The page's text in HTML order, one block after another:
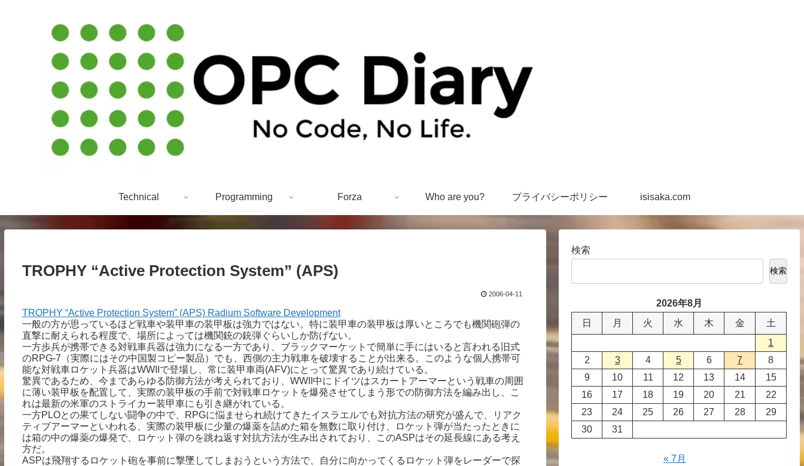
Technical Programming Forza Who are you? プライバシーポリシー isisaka.com
TROPHY “Active Protection System” (APS)
2006-04-11
TROPHY “Active Protection System” (APS) Radium Software Development
一般の方が思っているほど戦車や装甲車の装甲板は強力ではない。特に装甲車の装甲板は厚いところでも機関砲弾の
直撃に耐えられる程度で、場所によっては機関銃の銃弾ぐらいしか防げない。
一方歩兵が携帯できる対戦車兵器は強力になる一方であり、ブラックマーケットで簡単に手にはいると言われる旧式
のRPG-7（実際にはその中国製コピー製品）でも、西側の主力戦車を破壊することが出来る。このような個人携帯可
能な対戦車ロケット兵器はWWIIで登場し、常に装甲車両(AFV)にとって驚異であり続けている。
驚異であるため、今まであらゆる防御方法が考えられており、WWII中にドイツはスカートアーマーという戦車の周囲
に薄い装甲板を配置して、実際の装甲板の手前で対戦車ロケットを爆発させてしまう形での防御方法を編み出し、こ
れは最新の米軍のストライカー装甲車にも引き継がれている。
一方PLOとの果てしない闘争の中で、RPGに悩ませられ続けてきたイスラエルでも対抗方法の研究が盛んで、リアク
ティブアーマーといわれる、実際の装甲板に少量の爆薬を詰めた箱を無数に取り付け、ロケット弾が当たったときに
は箱の中の爆薬の爆発で、ロケット弾のを跳ね返す対抗方法が生み出されており、このASPはその延長線にある考え
方だ。
ASPは飛翔するロケット砲を事前に撃墜してしまおうという方法で、自分に向かってくるロケット弾をレーダーで探
検索
検索
2026年8月
日
月 火 水 木 金
土
1
2
3 4 5 6 7
8
9
10 11 12 13 14
15
16
17 18 19 20 21
22
23
24 25 26 27 28
29
30
31
« 7月